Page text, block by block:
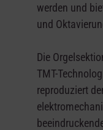
werden und
und
Die
TMT-
reproduziert